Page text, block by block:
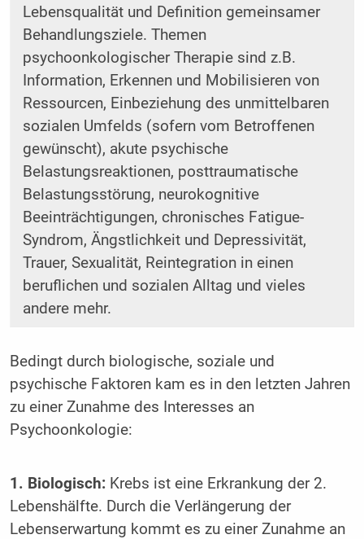
Lebensqualität und Definition gemeinsamer
Behandlungsziele. Themen
psychoonkologischer Therapie sind z.B.
Information, Erkennen und Mobilisieren von
Ressourcen, Einbeziehung des unmittelbaren
sozialen Umfelds (sofern vom Betroffenen
gewünscht), akute psychische
Belastungsreaktionen, posttraumatische
Belastungsstörung, neurokognitive
Beeinträchtigungen, chronisches Fatigue-
Syndrom, Ängstlichkeit und Depressivität,
Trauer, Sexualität, Reintegration in einen
beruflichen und sozialen Alltag und vieles
andere mehr.
Bedingt durch biologische, soziale und
psychische Faktoren kam es in den letzten Jahren
zu einer Zunahme des Interesses an
Psychoonkologie:
1. Biologisch: Krebs ist eine Erkrankung der 2.
Lebenshälfte. Durch die Verlängerung der
Lebenserwartung kommt es zu einer Zunahme an